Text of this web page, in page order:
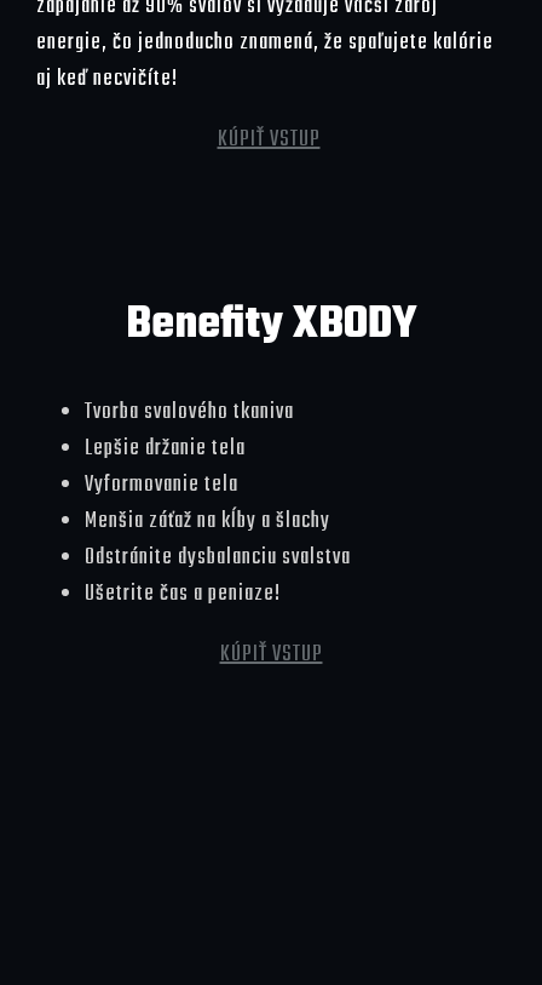
energie, čo jednoducho znamená, že spaľujete kalórie
aj keď necvičíte!
KÚPIŤ VSTUP
Benefity XBODY
Tvorba svalového tkaniva
Lepšie držanie tela
Vyformovanie tela
Menšia záťaž na kĺby a šlachy
Odstránite dysbalanciu svalstva
Ušetrite čas a peniaze!
KÚPIŤ VSTUP